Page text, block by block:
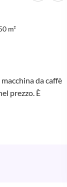
m²
da caffè
prezzo. È